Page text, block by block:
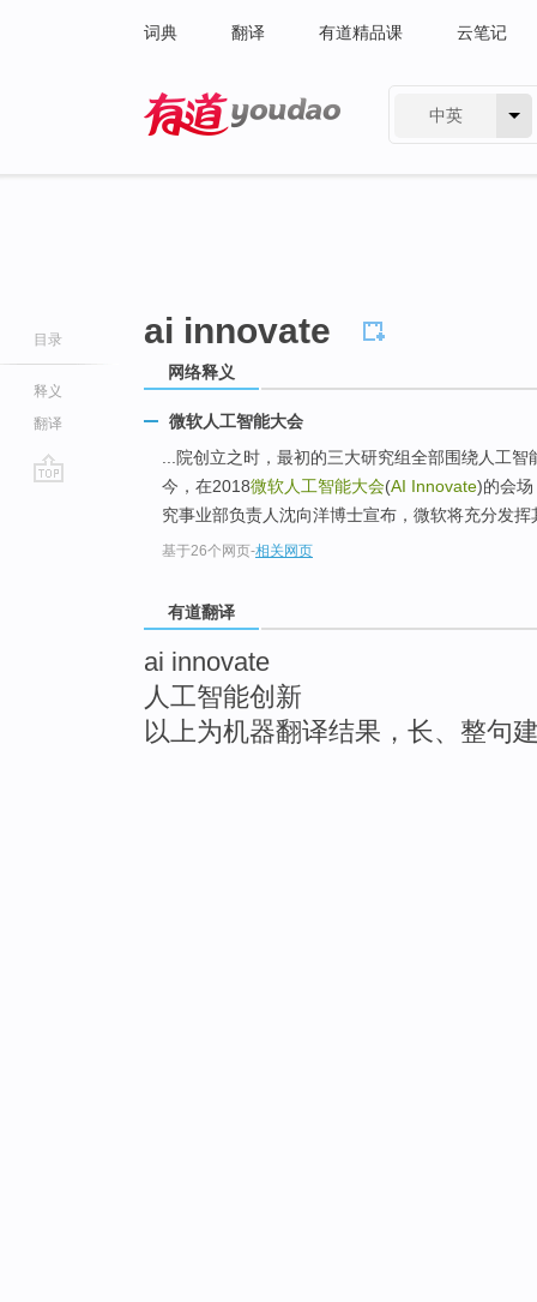
词典 翻译 有道精品课 云笔记
中英
目录
释义
翻译
ai innovate
网络释义
微软人工智能大会
...院创立之时，最初的三大研究组全部围绕人工
今，在2018微软人工智能大会(AI Innovate)的会
究事业部负责人沈向洋博士宣布，微软将充分发
基于26个网页-相关网页
有道翻译
ai innovate
人工智能创新
以上为机器翻译结果，长、整句